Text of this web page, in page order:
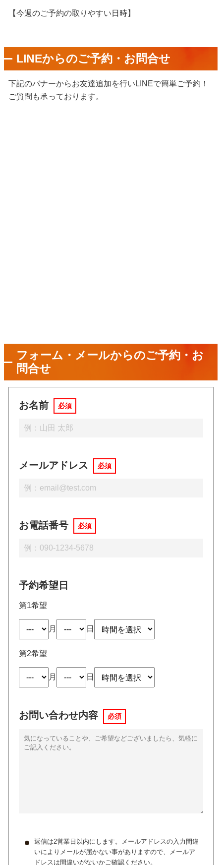
【今週のご予約の取りやすい日時】
LINEからのご予約・お問合せ
下記のバナーからお友達追加を行いLINEで簡単ご予約！
ご質問も承っております。
フォーム・メールからのご予約・お
問合せ
お名前 必須
メールアドレス 必須
お電話番号 必須
予約希望日
第1希望
月 日
第2希望
月 日
お問い合わせ内容 必須
返信は2営業日以内にします。メールアドレスの入力間違
いによりメールが届かない事がありますので、メールア
ドレスは間違いがないかご確認ください。